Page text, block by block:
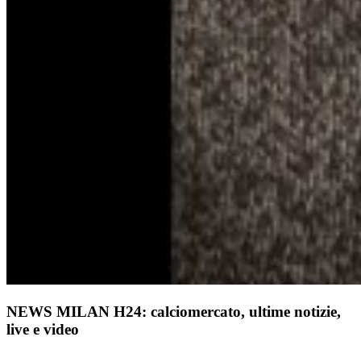
NEWS MILAN H24: calciomercato, ultime notizie,
live e video